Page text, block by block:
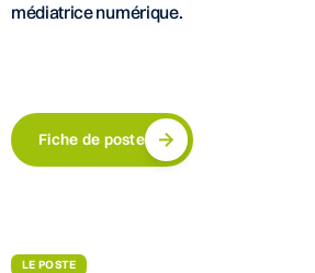
médiatrice numérique.
Fiche de poste
LE POSTE